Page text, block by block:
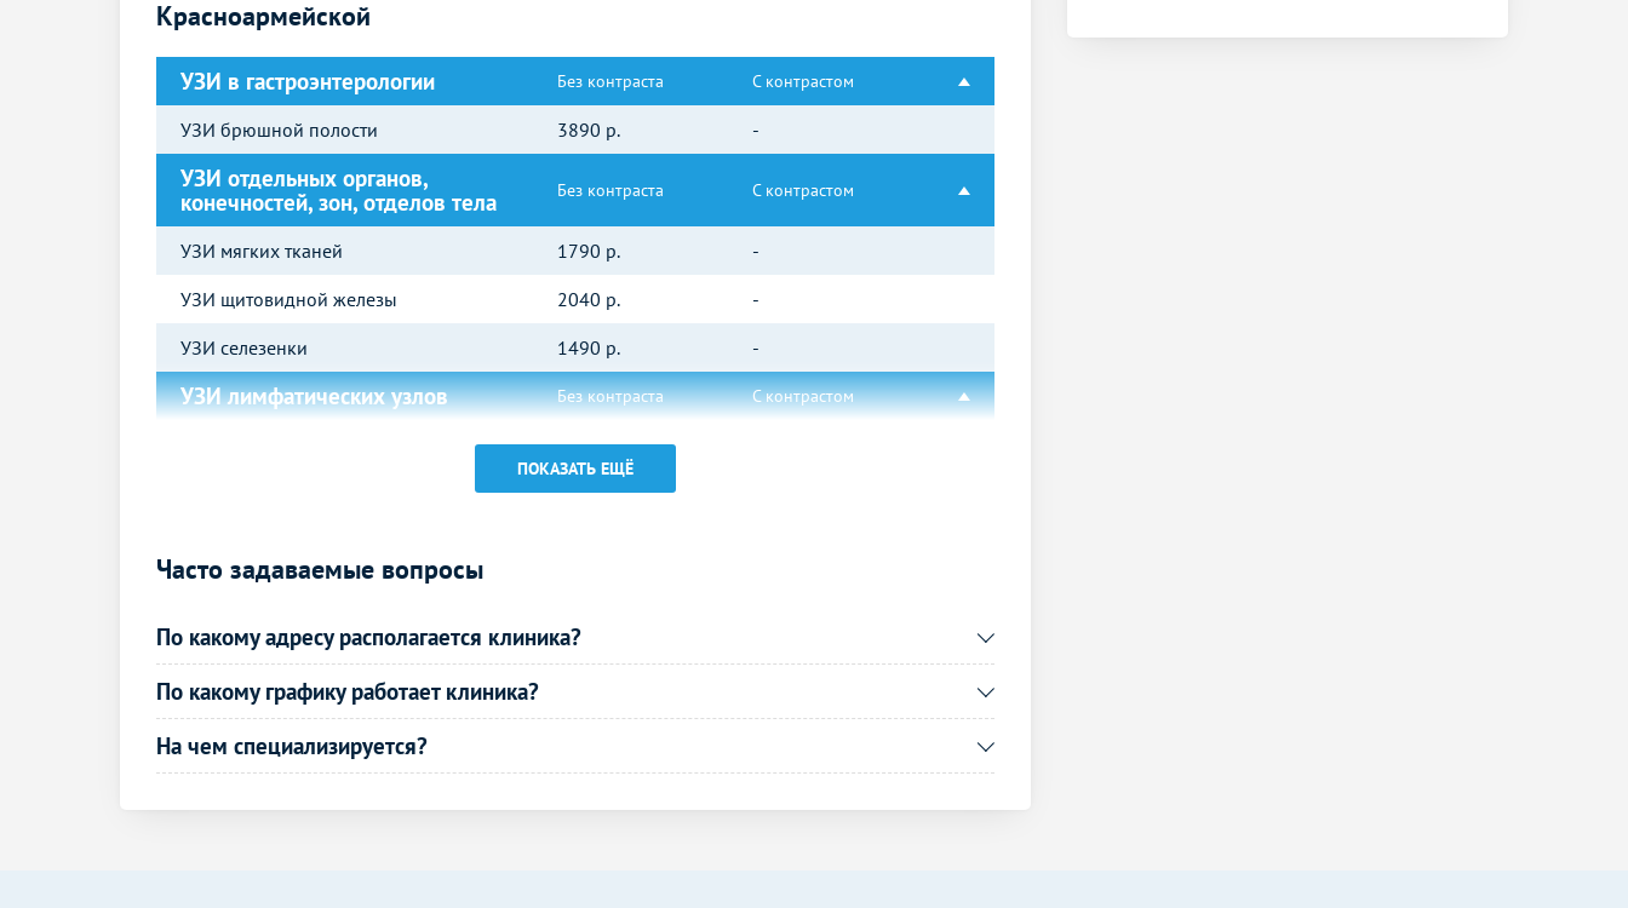
Красноармейской
УЗИ в гастроэнтерологии Без контраста С контрастом
УЗИ брюшной полости 3890 р. -
УЗИ отдельных органов,
конечностей, зон, отделов тела
Без контраста С контрастом
УЗИ мягких тканей 1790 р.
-
УЗИ щитовидной железы
2040 р.
-
УЗИ селезенки
1490 р. -
УЗИ лимфатических узлов Без контраста С контрастом
2490р.
Без контраста
УЗИ почек и мочевого пузыря
УЗИ в гинекологии Без контраста
УЗИ малого таза у женщин
(трансабдоминально)
УЗИ в акушерстве
УЗИ при многоплодной беременности 1
ПОКАЗАТЬ ЕЩЁ
Часто задаваемые вопросы
По какому адресу располагается клиника?
По какому графику работает клиника?
На чем специализируется?